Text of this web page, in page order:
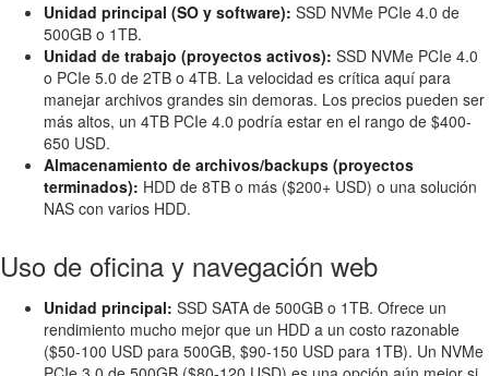
Unidad principal (SO y software): SSD NVMe PCIe 4.0 de
500GB o 1TB.
Unidad de trabajo (proyectos activos): SSD NVMe PCIe 4.0
o PCIe 5.0 de 2TB o 4TB. La velocidad es crítica aquí para
manejar archivos grandes sin demoras. Los precios pueden ser
más altos, un 4TB PCIe 4.0 podría estar en el rango de $400-
650 USD.
Almacenamiento de archivos/backups (proyectos
terminados): HDD de 8TB o más ($200+ USD) o una solución
NAS con varios HDD.
Uso de oficina y navegación web
Unidad principal: SSD SATA de 500GB o 1TB. Ofrece un
rendimiento mucho mejor que un HDD a un costo razonable
($50-100 USD para 500GB, $90-150 USD para 1TB). Un NVMe